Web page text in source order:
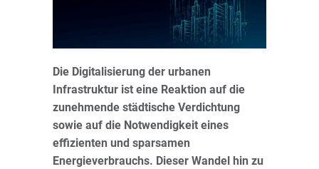
Die Digitalisierung der urbanen
Infrastruktur ist eine Reaktion auf die
zunehmende städtische Verdichtung
sowie auf die Notwendigkeit eines
effizienten und sparsamen
Energieverbrauchs. Dieser Wandel hin zu